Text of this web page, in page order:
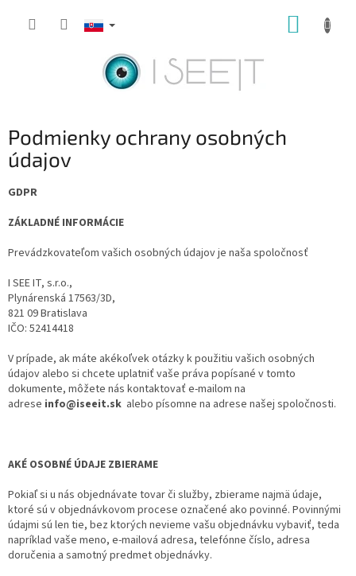
Podmienky ochrany osobných
údajov
GDPR
ZÁKLADNÉ INFORMÁCIE
Prevádzkovateľom vašich osobných údajov je naša spoločnosť
I SEE IT, s.r.o.,
Plynárenská 17563/3D,
821 09 Bratislava
IČO: 52414418
V prípade, ak máte akékoľvek otázky k použitiu vašich osobných
údajov alebo si chcete uplatniť vaše práva popísané v tomto
dokumente, môžete nás kontaktovať e-mailom na
adrese info@iseeit.sk alebo písomne na adrese našej spoločnosti.
AKÉ OSOBNÉ ÚDAJE ZBIERAME
Pokiaľ si u nás objednávate tovar či služby, zbierame najmä údaje,
ktoré sú v objednávkovom procese označené ako povinné. Povinnými
údajmi sú len tie, bez ktorých nevieme vašu objednávku vybaviť, teda
napríklad vaše meno, e-mailová adresa, telefónne číslo, adresa
doručenia a samotný predmet objednávky.